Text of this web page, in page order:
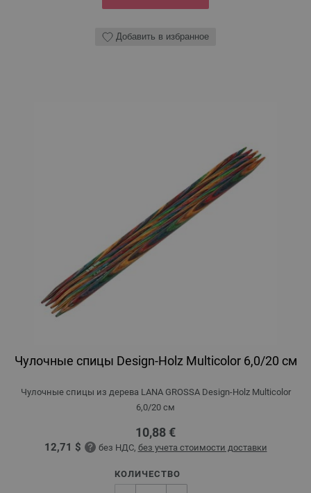
Добавить в избранное
Чулочные спицы Design-Holz Multicolor 6,0/20 см
Чулочные спицы из дерева LANA GROSSA Design-Holz Multicolor
6,0/20 см
10,88 €
12,71 $ без НДС, без учета стоимости доставки
КОЛИЧЕСТВО